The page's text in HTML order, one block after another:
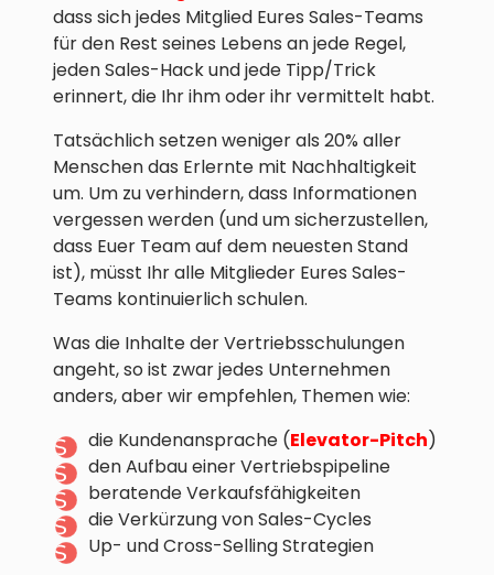
dass sich jedes Mitglied Eures Sales-Teams
für den Rest seines Lebens an jede Regel,
jeden Sales-Hack und jede Tipp/Trick
erinnert, die Ihr ihm oder ihr vermittelt habt.
Tatsächlich setzen weniger als 20% aller
Menschen das Erlernte mit Nachhaltigkeit
um. Um zu verhindern, dass Informationen
vergessen werden (und um sicherzustellen,
dass Euer Team auf dem neuesten Stand
ist), müsst Ihr alle Mitglieder Eures Sales-
Teams kontinuierlich schulen.
Was die Inhalte der Vertriebsschulungen
angeht, so ist zwar jedes Unternehmen
anders, aber wir empfehlen, Themen wie:
die Kundenansprache (Elevator-Pitch)
den Aufbau einer Vertriebspipeline
beratende Verkaufsfähigkeiten
die Verkürzung von Sales-Cycles
Up- und Cross-Selling Strategien